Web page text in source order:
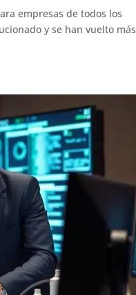
empresas de todos los
y se han vuelto más